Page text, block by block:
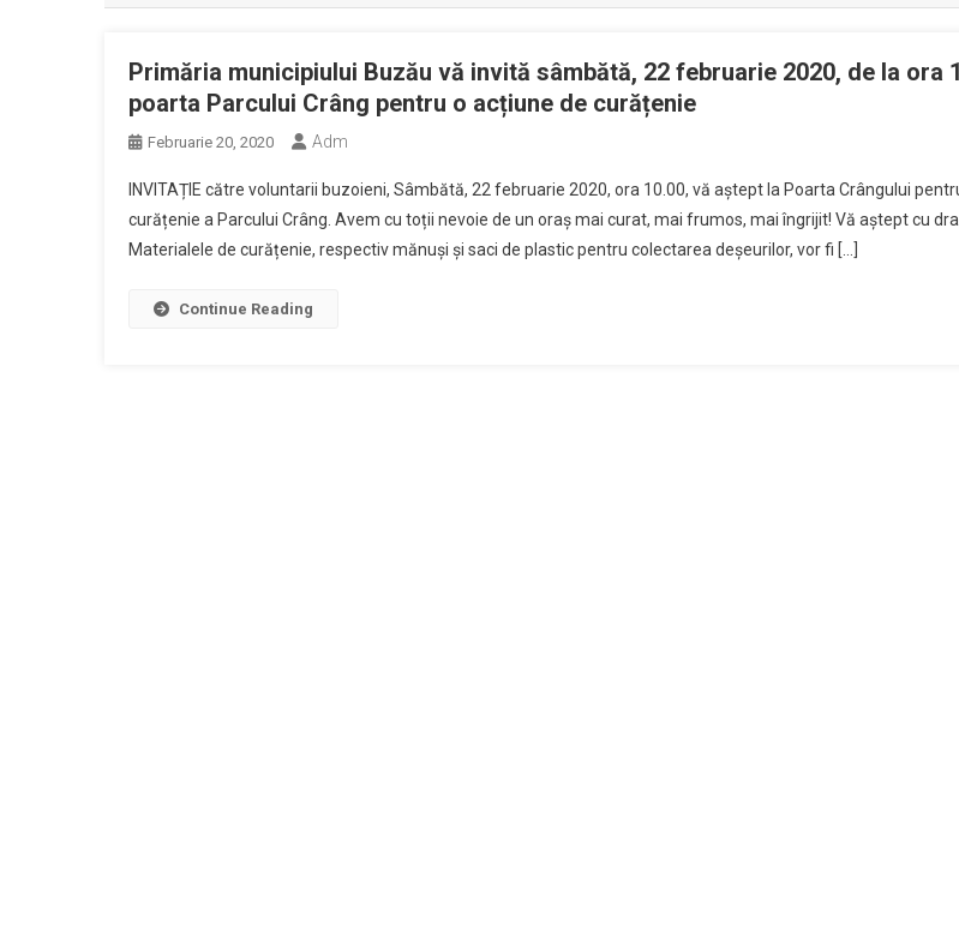
Primăria municipiului Buzău vă invită sâmbătă, 22 februarie 2020, de la ora
poarta Parcului Crâng pentru o acțiune de curățenie
Februarie 20, 2020 Adm
INVITAȚIE către voluntarii buzoieni, Sâmbătă, 22 februarie 2020, ora 10.00, vă aștept la Poarta Crângului
curățenie a Parcului Crâng. Avem cu toții nevoie de un oraș mai curat, mai frumos, mai îngrijit! Vă aștept cu
Materialele de curățenie, respectiv mănuși și saci de plastic pentru colectarea deșeurilor, vor fi […]
Continue Reading